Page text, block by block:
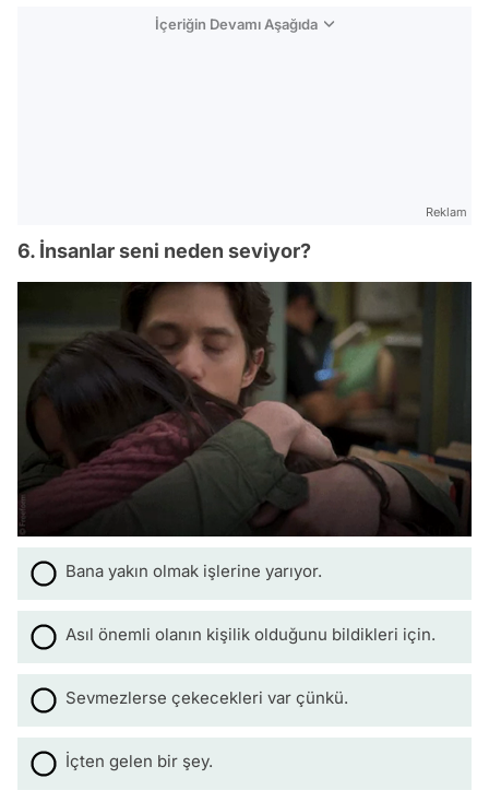
İçeriğin Devamı Aşağıda
Reklam
6. İnsanlar seni neden seviyor?
Bana yakın olmak işlerine yarıyor.
Asıl önemli olanın kişilik olduğunu bildikleri için.
Sevmezlerse çekecekleri var çünkü.
İçten gelen bir şey.